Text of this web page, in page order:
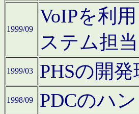
1999/09
VoIPを利
ステム担当
1999/03 PHSの開
1998/09 PDCのハ